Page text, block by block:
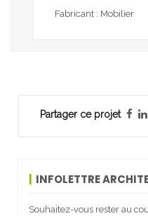
Partager ce projet
INFOLETTRE
Souhaitez-vous rester au
Fabricant : Mobilier